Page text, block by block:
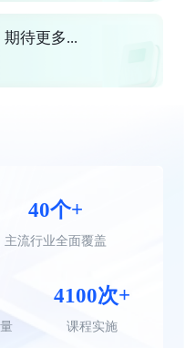
期待更多...
40个+
主流行业全面覆盖
4100次+
课程实施